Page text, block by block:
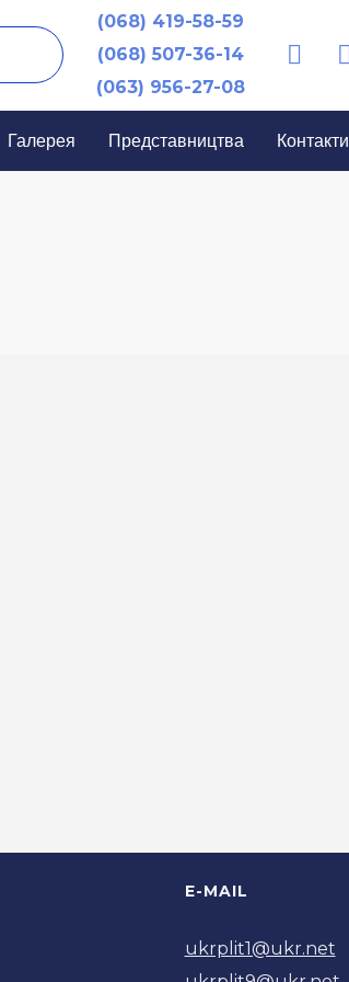
(068) 419-58-59
(068) 507-36-14
(063) 956-27-08
Галерея Представництва Контакти
E-MAIL
ukrplit1@ukr.net